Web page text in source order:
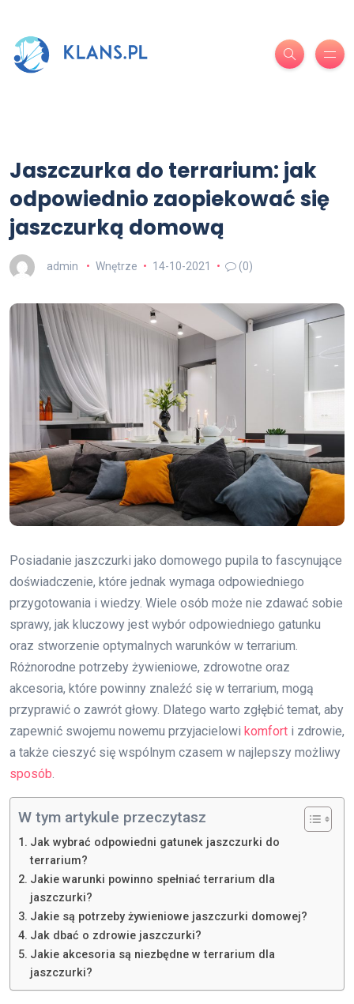
Jaszczurka do terrarium: jak
odpowiednio zaopiekować się
jaszczurką domową
admin Wnętrze 14-10-2021 (0)
Posiadanie jaszczurki jako domowego pupila to fascynujące
doświadczenie, które jednak wymaga odpowiedniego
przygotowania i wiedzy. Wiele osób może nie zdawać sobie
sprawy, jak kluczowy jest wybór odpowiedniego gatunku
oraz stworzenie optymalnych warunków w terrarium.
Różnorodne potrzeby żywieniowe, zdrowotne oraz
akcesoria, które powinny znaleźć się w terrarium, mogą
przyprawić o zawrót głowy. Dlatego warto zgłębić temat, aby
zapewnić swojemu nowemu przyjacielowi komfort i zdrowie,
a także cieszyć się wspólnym czasem w najlepszy możliwy
sposób.
W tym artykule przeczytasz
Jak wybrać odpowiedni gatunek jaszczurki do
terrarium?
Jakie warunki powinno spełniać terrarium dla
jaszczurki?
Jakie są potrzeby żywieniowe jaszczurki domowej?
Jak dbać o zdrowie jaszczurki?
Jakie akcesoria są niezbędne w terrarium dla
jaszczurki?